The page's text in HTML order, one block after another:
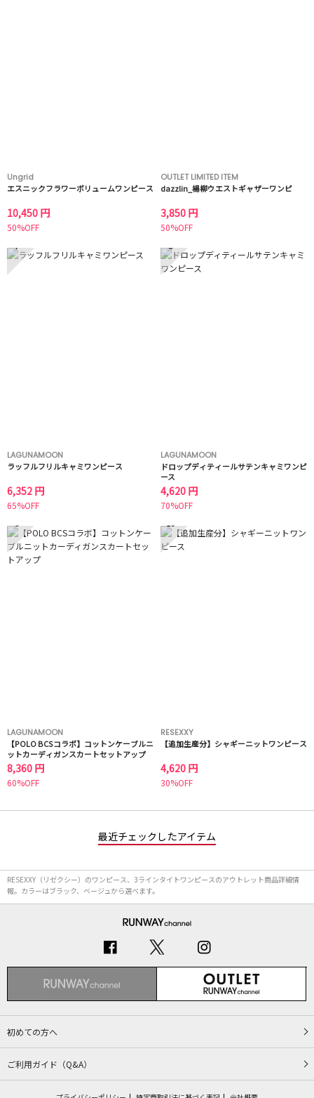
Ungrid
エスニックフラワーボリュームワンピース
10,450 円
50%OFF
OUTLET LIMITED ITEM
dazzlin_楊柳ウエストギャザーワンピ
3,850 円
50%OFF
7
LAGUNAMOON
ラッフルフリルキャミワンピース
6,352 円
65%OFF
8
LAGUNAMOON
ドロップディティールサテンキャミワンピ
ース
4,620 円
70%OFF
9
LAGUNAMOON
【POLO BCSコラボ】コットンケーブルニ
ットカーディガンスカートセットアップ
8,360 円
60%OFF
10
RESEXXY
【追加生産分】シャギーニットワンピース
4,620 円
30%OFF
最近チェックしたアイテム
RESEXXY（リゼクシー）のワンピース、3ラインタイトワンピースのアウトレット商品詳細情
報。カラーはブラック、ベージュから選べます。
初めての方へ
ご利用ガイド（Q&A）